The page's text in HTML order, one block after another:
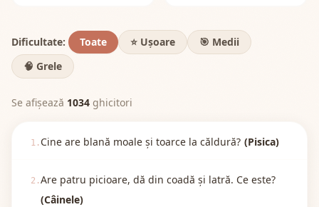
Dificultate: Toate ⭐ Ușoare
🎯 Medii
🧠 Grele
Se afișează 1034 ghicitori
1. Cine are blană moale și toarce la căldură? (Pisica)
2.Are patru picioare, dă din coadă și latră. Ce este?
(Câinele)